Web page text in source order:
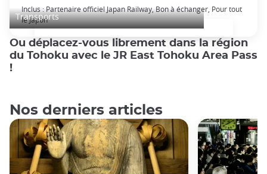
Transports
Inclus : Partenaire officiel Japan Railway, Bon à échanger, Pour tout
le Japon
Ou déplacez-vous librement dans la région
du Tohoku avec le JR East Tohoku Area Pass
!
Nos derniers articles